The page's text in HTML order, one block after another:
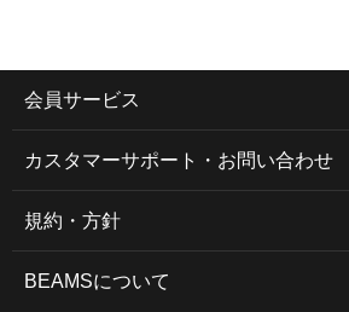
会員サービス
カスタマーサポート・お問い合わせ
規約・方針
BEAMSについて